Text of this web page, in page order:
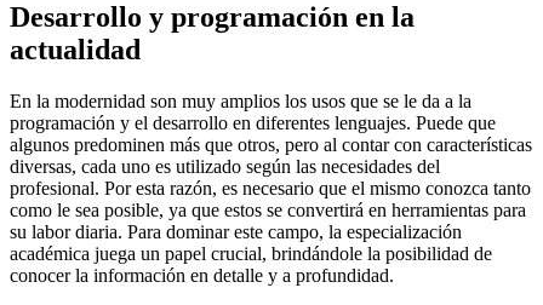
Desarrollo y programación en la
actualidad
En la modernidad son muy amplios los usos que se le da a la
programación y el desarrollo en diferentes lenguajes. Puede que
algunos predominen más que otros, pero al contar con características
diversas, cada uno es utilizado según las necesidades del
profesional. Por esta razón, es necesario que el mismo conozca tanto
como le sea posible, ya que estos se convertirá en herramientas para
su labor diaria. Para dominar este campo, la especialización
académica juega un papel crucial, brindándole la posibilidad de
conocer la información en detalle y a profundidad.